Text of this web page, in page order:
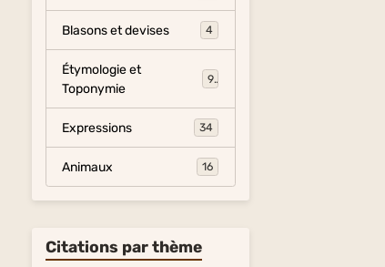
Blasons et devises 4
Étymologie et
Toponymie
9
Expressions 34
Animaux 16
Citations par thème